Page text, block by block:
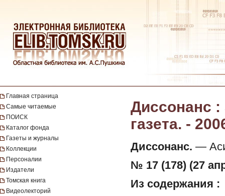
Главная страница
Самые читаемые
ПОИСК
Каталог фонда
Газеты и журналы
Коллекции
Персоналии
Издатели
Томская книга
Видеолекторий
Диссонанс :
газета. -
Диссонанс. —
№ 17 (178) (27
Из содержания :